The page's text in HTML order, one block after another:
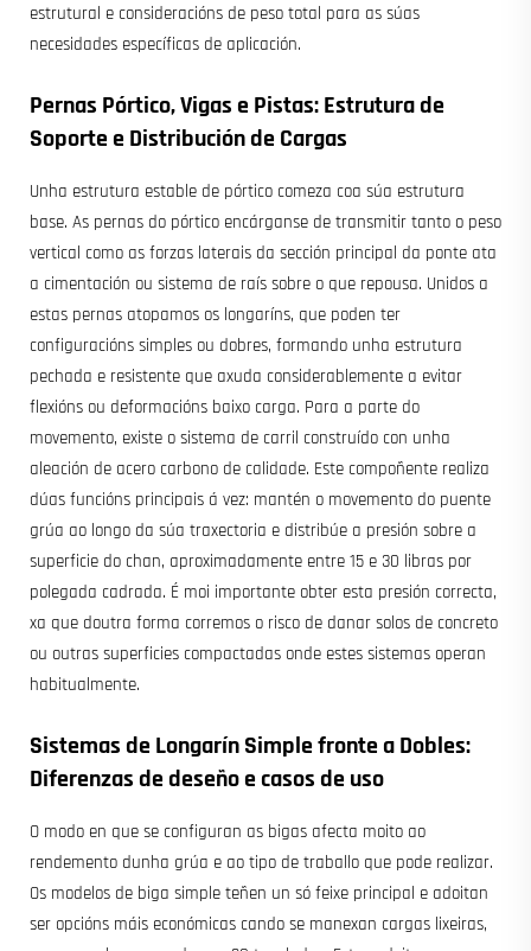
estrutural e consideracións de peso total para as súas
necesidades específicas de aplicación.
Pernas Pórtico, Vigas e Pistas: Estrutura de
Soporte e Distribución de Cargas
Unha estrutura estable de pórtico comeza coa súa estrutura
base. As pernas do pórtico encárganse de transmitir tanto o peso
vertical como as forzas laterais da sección principal da ponte ata
a cimentación ou sistema de raís sobre o que repousa. Unidos a
estas pernas atopamos os longaríns, que poden ter
configuracións simples ou dobres, formando unha estrutura
pechada e resistente que axuda considerablemente a evitar
flexións ou deformacións baixo carga. Para a parte do
movemento, existe o sistema de carril construído con unha
aleación de acero carbono de calidade. Este compoñente realiza
dúas funcións principais á vez: mantén o movemento do puente
grúa ao longo da súa traxectoria e distribúe a presión sobre a
superficie do chan, aproximadamente entre 15 e 30 libras por
polegada cadrada. É moi importante obter esta presión correcta,
xa que doutra forma corremos o risco de danar solos de concreto
ou outras superficies compactadas onde estes sistemas operan
habitualmente.
Sistemas de Longarín Simple fronte a Dobles:
Diferenzas de deseño e casos de uso
O modo en que se configuran as bigas afecta moito ao
rendemento dunha grúa e ao tipo de traballo que pode realizar.
Os modelos de biga simple teñen un só feixe principal e adoitan
ser opcións máis económicas cando se manexan cargas lixeiras,